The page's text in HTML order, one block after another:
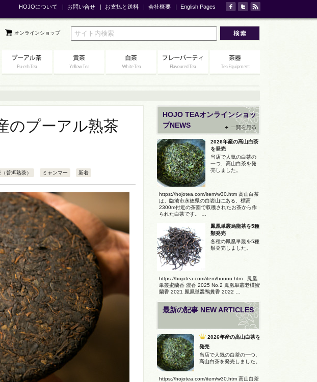
HOJOについて ｜ お問い合せ ｜ お支払と送料 ｜ 会社概要 ｜ English Pages
オンラインショップ
のプーアル熟茶
普洱熟茶） ミャンマー 新着
HOJO TEAオンラインショッ
プNEWS
2026年産の高山白茶
を発売
当店で人気の白茶の
一つ、高山白茶を発
売しました。
https://hojotea.com/item/w30.htm 高山白茶
は、臨滄市永徳県の白岩山にある、標高
2300m付近の茶園で収穫されたお茶から作
られた白茶です。 …
鳳凰単叢烏龍茶を5種
類発売
各種の鳳凰単叢を5種
類発売しました。
https://hojotea.com/item/houou.htm 鳳凰
単叢蜜蘭香 濃香 2025 No.2 鳳凰単叢老欉蜜
蘭香 2021 鳳凰単叢鴨糞香 2022 …
最新の記事 NEW ARTICLES
2026年産の高山白茶を
発売
当店で人気の白茶の一つ、
高山白茶を発売しました。
https://hojotea.com/item/w30.htm 高山白茶